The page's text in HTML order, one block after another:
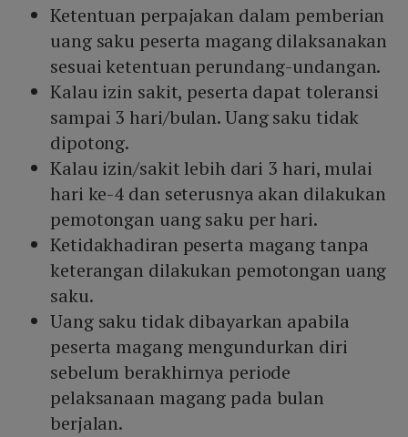
Ketentuan perpajakan dalam pemberian
uang saku peserta magang dilaksanakan
sesuai ketentuan perundang-undangan.
Kalau izin sakit, peserta dapat toleransi
sampai 3 hari/bulan. Uang saku tidak
dipotong.
Kalau izin/sakit lebih dari 3 hari, mulai
hari ke-4 dan seterusnya akan dilakukan
pemotongan uang saku per hari.
Ketidakhadiran peserta magang tanpa
keterangan dilakukan pemotongan uang
saku.
Uang saku tidak dibayarkan apabila
peserta magang mengundurkan diri
sebelum berakhirnya periode
pelaksanaan magang pada bulan
berjalan.